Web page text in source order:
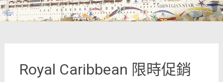
Royal Caribbean 限時促銷